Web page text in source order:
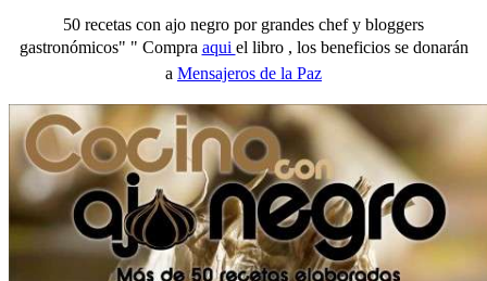
50 recetas con ajo negro por grandes chef y bloggers
gastronómicos" " Compra aqui el libro , los beneficios se donarán
a Mensajeros de la Paz